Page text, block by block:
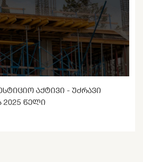
ᲐᲥᲢᲘᲕᲘ - ᲣᲫᲠᲐᲕᲘ
2025 ᲬᲔᲚᲘ